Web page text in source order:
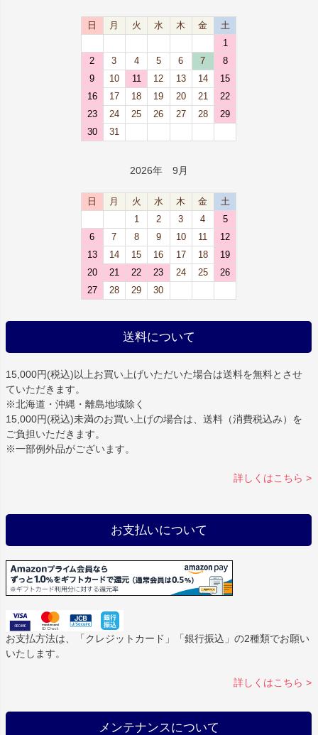
日 月 火 水 木 金
土
1
2
3 4 5 6 7
8
9
10 11 12 13 14
15
16
17 18 19 20 21
22
23
24 25 26 27 28
29
30
31
2026年 9月
日 月 火 水 木 金
土
1
2 3 4
5
6
7 8 9 10 11
12
13
14 15 16 17 18
19
20
21 22 23 24 25
26
27
28 29 30
送料について
15,000円(税込)以上お買い上げいただいた場合は送料を無料とさせ
ていただきます。
※北海道・沖縄・離島地域除く
15,000円(税込)未満のお買い上げの場合は、送料（消費税込み）を
ご負担いただきます。
※一部例外品がございます。
詳しくはこちら >
お支払いについて
お支払方法は、「クレジットカード」「銀行振込」の2種類でお願い
いたします。
詳しくはこちら >
メンテナンスについて